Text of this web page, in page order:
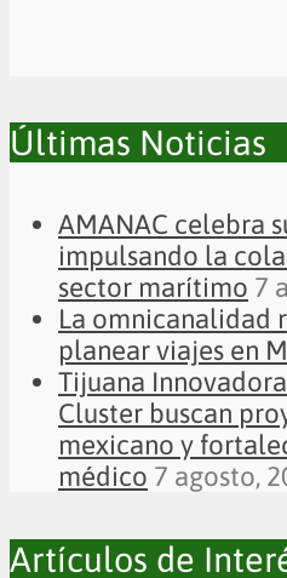
Últimas Noticias
AMANAC celebra
impulsando la
sector marítimo 7
La omnicanalidad
planear viajes en
Tijuana
Cluster buscan
mexicano y
médico 7 agosto,
Artículos de